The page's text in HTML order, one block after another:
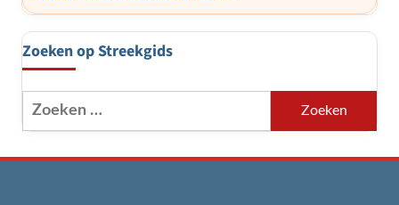
Zoeken op Streekgids
Zoeken
naar: